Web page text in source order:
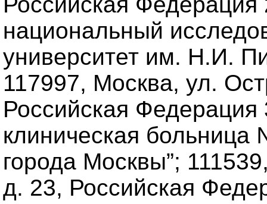
национальный
университет им. Н.И.
117997, Москва, ул.
Российская Федерация
клиническая
города Москвы”;
д. 23, Российская